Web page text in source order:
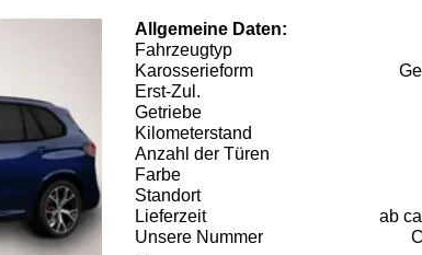
Allgemeine Daten:
Fahrzeugtyp
Karosserieform
Erst-Zul.
Getriebe
Kilometerstand
Anzahl der Türen
Farbe
Standort
Lieferzeit
ab
Unsere Nummer